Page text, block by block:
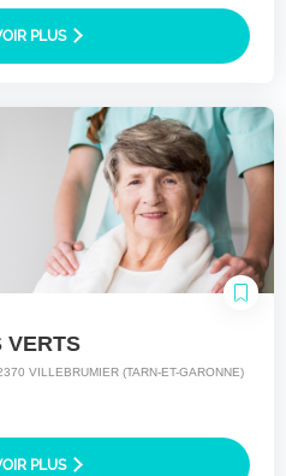
PLUS
VERTS
VILLEBRUMIER (TARN-ET-GARONNE)
PLUS